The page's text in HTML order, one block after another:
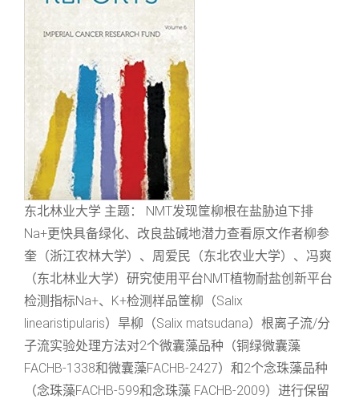
东北林业大学 主题： NMT发现筐柳根在盐胁迫下排
Na+更快具备绿化、改良盐碱地潜力查看原文作者柳参
奎（浙江农林大学）、周爱民（东北农业大学）、冯爽
（东北林业大学）研究使用平台NMT植物耐盐创新平台
检测指标Na+、K+检测样品筐柳（Salix
linearistipularis）旱柳（Salix matsudana）根离子流/分
子流实验处理方法对2个微囊藻品种（铜绿微囊藻
FACHB-1338和微囊藻FACHB-2427）和2个念珠藻品种
（念珠藻FACHB-599和念珠藻 FACHB-2009）进行保留